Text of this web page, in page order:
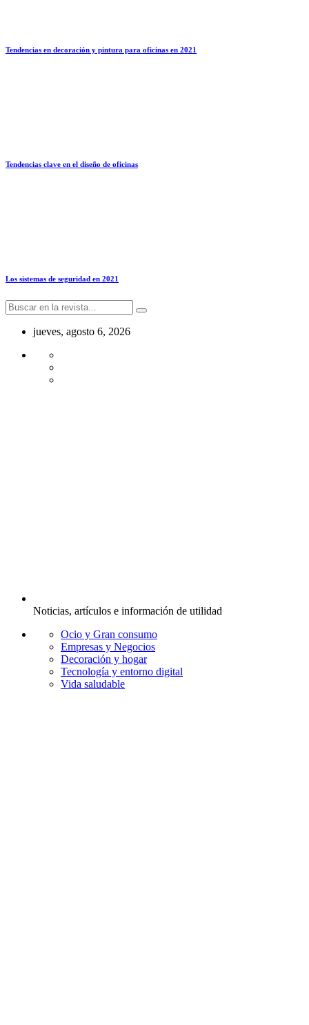
Tendencias en decoración y pintura para oficinas en 2021
Tendencias clave en el diseño de oficinas
Los sistemas de seguridad en 2021
jueves, agosto 6, 2026
Noticias, artículos e información de utilidad
Ocio y Gran consumo
Empresas y Negocios
Decoración y hogar
Tecnología y entorno digital
Vida saludable